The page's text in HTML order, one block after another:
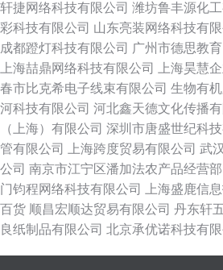
轩捷网络科技有限公司 潍坊鲁丰源化
彩科技有限公司 山东亮装网络科技有限
成都蹬灯科技有限公司 广州市德思教
上海喆鼎网络科技有限公司
上海昊慧
春市比克希电子线束有限公司 生物有
河科技有限公司 河北鑫天德文化传播有
（上海）有限公司 深圳市唐盛世纪科
管有限公司
上海跨度贸易有限公司 武
公司 南京市江宁区潘加法农产品经营部
门钧程网络科技有限公司
上海盛鹿信
百货 顺昌宏顺达贸易有限公司 丹东轩
良纸制品有限公司 北京承优诺科技有限